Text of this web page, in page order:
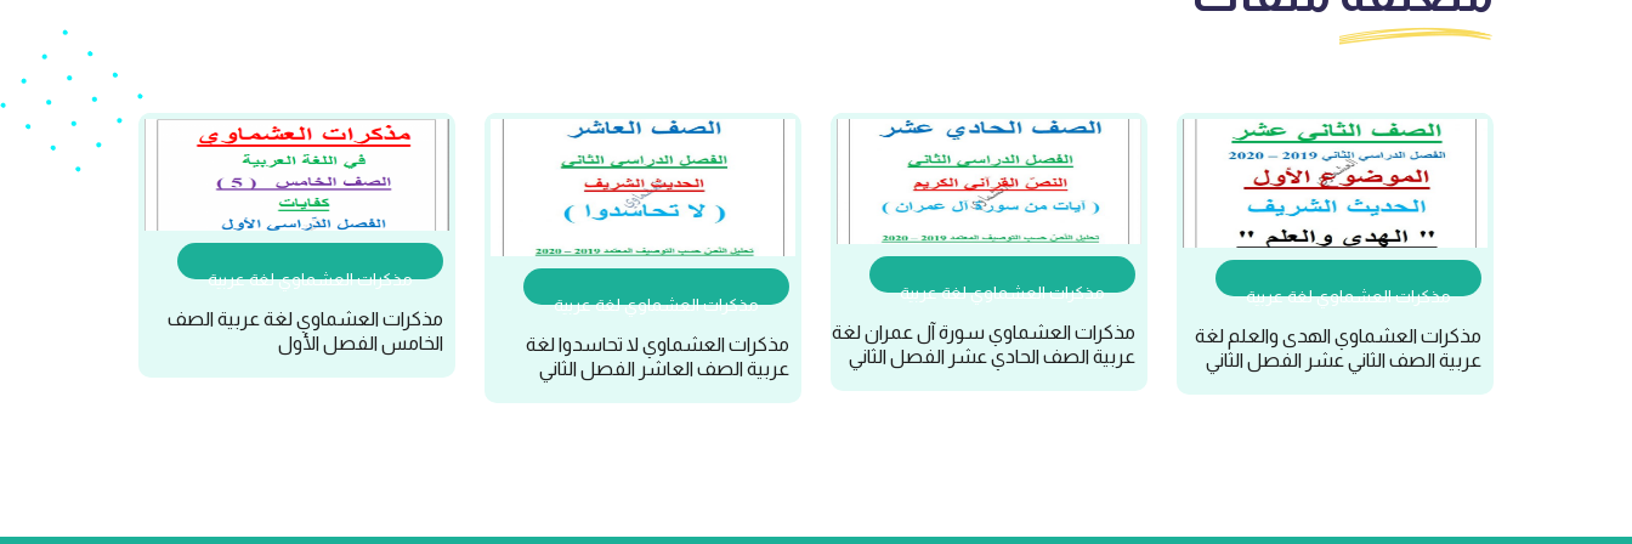
مذكرات العشماوي لغة عربية
مذكرات العشماوي الهدى والعلم لغة
عربية الصف الثاني عشر الفصل الثاني
مذكرات العشماوي لغة عربية
مذكرات العشماوي سورة آل عمران لغة
عربية الصف الحادي عشر الفصل الثاني
مذكرات العشماوي لغة عربية
مذكرات العشماوي لا تحاسدوا لغة
عربية الصف العاشر الفصل الثاني
مذكرات العشماوي لغة عربية
مذكرات العشماوي لغة عربية الصف
الخامس الفصل الأول